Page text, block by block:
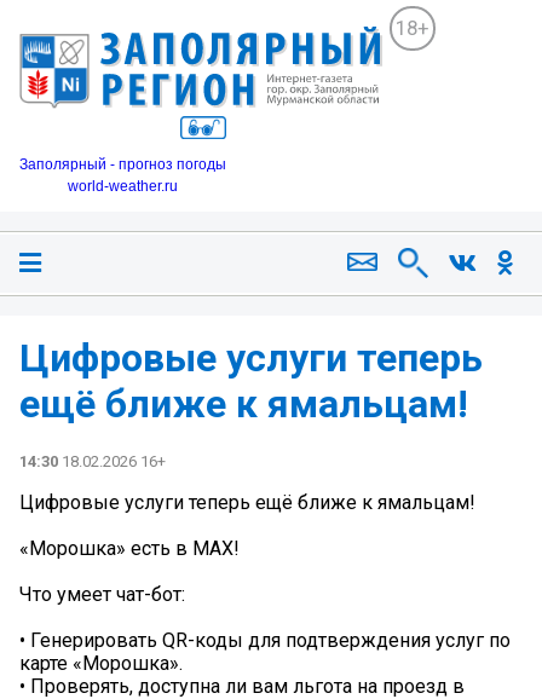
18+
Заполярный - прогноз погоды
world-weather.ru
Цифровые услуги теперь
ещё ближе к ямальцам! ️
14:30 18.02.2026 16+
Цифровые услуги теперь ещё ближе к ямальцам! ️
«Морошка» есть в МАХ!
Что умеет чат-бот:
• Генерировать QR-коды для подтверждения услуг по
карте «Морошка».
• Проверять, доступна ли вам льгота на проезд в